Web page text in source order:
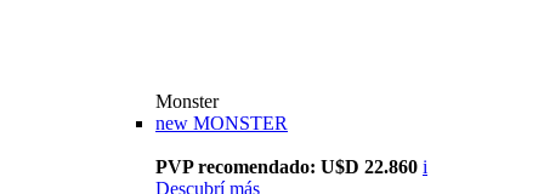
Monster
new MONSTER
PVP recomendado: U$D 22.860 i
Descubrí más